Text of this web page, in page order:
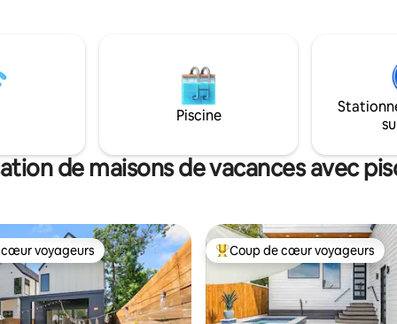
foyer et des chaises longues
Situé à proximité de
comme Chapman Kirby,
Klub, Taste Bar & Kitchen,
au NRG Stadium &
!
semblable à un salon d'hôtel,
regarder Netflix sur la
75 pouces. La buanderie
nouveau lave-linge haute
sèche-linge et un évier.
Piscine
de maisons de vacances avec
cœur voyageurs
voyageurs Coups de cœur voyageurs les
Coup de cœur voyageurs